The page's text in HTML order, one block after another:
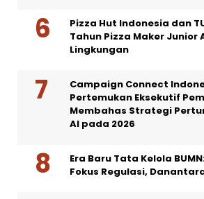
Pizza Hut Indonesia dan
Tahun Pizza Maker Junior
Lingkungan
Campaign Connect
Pertemukan Eksekutif
Membahas Strategi
AI pada 2026
Era Baru Tata Kelola
Fokus Regulasi,